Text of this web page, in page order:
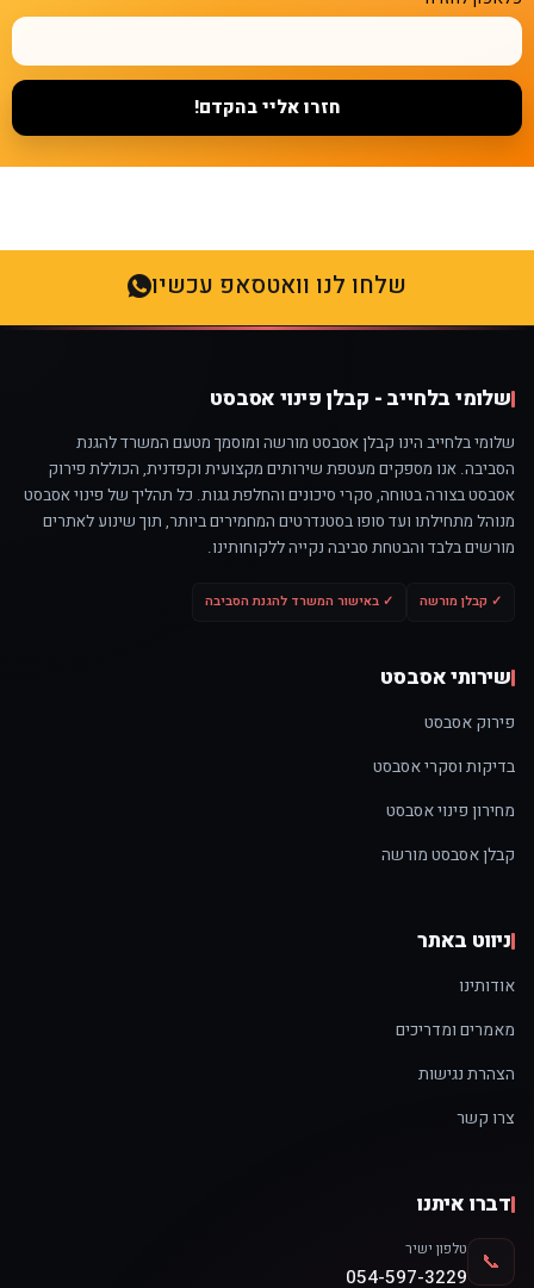
חזרו אליי בהקדם!
שלחו לנו וואטסאפ עכשיו
שלומי בלחייב - קבלן פינוי אסבסט
שלומי בלחייב הינו קבלן אסבסט מורשה ומוסמך מטעם המשרד להגנת
הסביבה. אנו מספקים מעטפת שירותים מקצועית וקפדנית, הכוללת פירוק
אסבסט בצורה בטוחה, סקרי סיכונים והחלפת גגות. כל תהליך של פינוי אסבסט
מנוהל מתחילתו ועד סופו בסטנדרטים המחמירים ביותר, תוך שינוע לאתרים
מורשים בלבד והבטחת סביבה נקייה ללקוחותינו.
✓ קבלן מורשה ✓ באישור המשרד להגנת הסביבה
שירותי אסבסט
פירוק אסבסט
בדיקות וסקרי אסבסט
מחירון פינוי אסבסט
קבלן אסבסט מורשה
ניווט באתר
אודותינו
מאמרים ומדריכים
הצהרת נגישות
צרו קשר
דברו איתנו
📞 טלפון ישיר
054-597-3229